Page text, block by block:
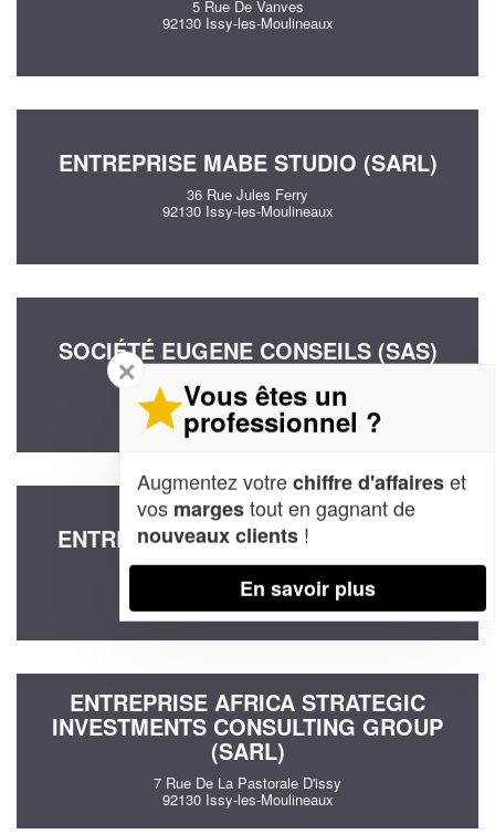
5 Rue De Vanves
92130 Issy-les-Moulineaux
ENTREPRISE MABE STUDIO (SARL)
36 Rue Jules Ferry
92130 Issy-les-Moulineaux
SOCIÉTÉ EUGENE CONSEILS (SAS)
33 Rue Pierre Poli
92130 Issy-les-Moulineaux
ENTREPRISE EASI CONSEIL (SARL)
11 Rue Du Passeur De Boulogne
92130 Issy-les-Moulineaux
ENTREPRISE AFRICA STRATEGIC
INVESTMENTS CONSULTING GROUP
(SARL)
7 Rue De La Pastorale D'issy
92130 Issy-les-Moulineaux
✕
Vous êtes un
professionnel ?
Augmentez votrechiffre d'affaireset
vos margestout en gagnant de
nouveaux clients !
En savoir plus